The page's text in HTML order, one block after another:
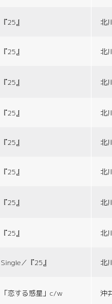
『25』 北
『25』 北
『25』 北
『25』 北
『25』 北
『25』 北
『25』 北
『25』 北
Single／『25』 北
「恋する惑星」c/w 沖